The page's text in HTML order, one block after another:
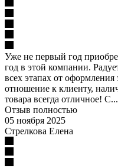
Уже не первый год
год в этой компании.
всех этапах от оформления
отношение к клиенту,
товара всегда отличное! С...
Отзыв полностью
05 ноября 2025
Стрелкова Елена